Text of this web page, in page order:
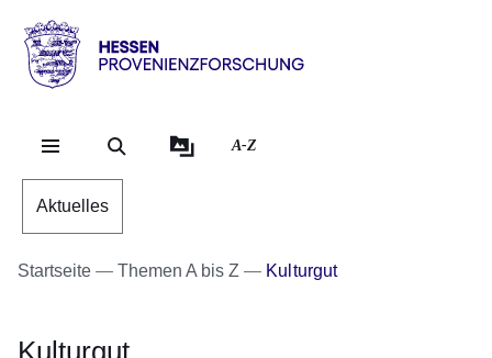
Direkt zum Kopf der
Direkt zum Inhalt
Direkt zum Fuß der
Hessen
Provenienzforschung
A-Z
Aktuelles
Startseite Themen A bis Z Kulturgut